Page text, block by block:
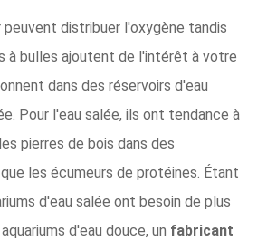
peuvent distribuer l'oxygène tandis
à bulles ajoutent de l'intérêt à votre
dans des réservoirs d'eau
Pour l'eau salée, ils ont tendance à
pierres de bois dans des
les écumeurs de protéines. Étant
d'eau salée ont besoin de plus
d'eau douce, un fabricant